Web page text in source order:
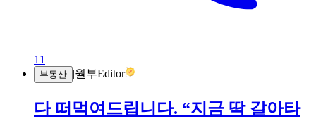
11
부동산 |월부Editor
다 떠먹여드립니다. “지금 딱 갈아타